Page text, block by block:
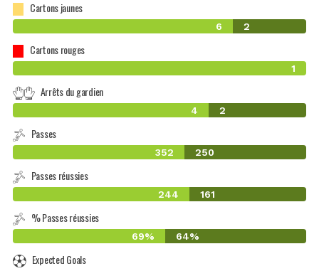
Cartons jaunes
6 2
Cartons rouges
1
Arrêts du gardien
4 2
Passes
352 250
Passes réussies
244 161
% Passes réussies
69% 64%
Expected Goals